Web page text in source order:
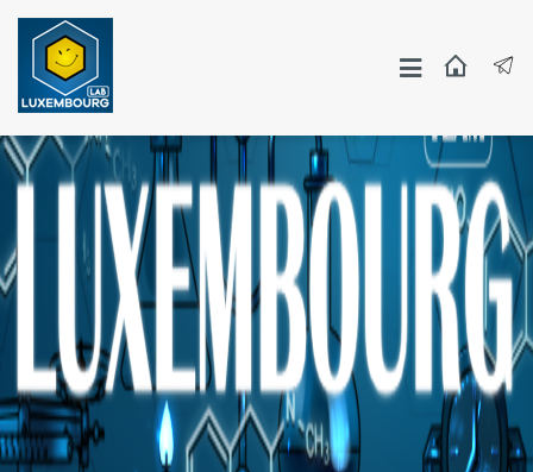
Москва
Другие Города